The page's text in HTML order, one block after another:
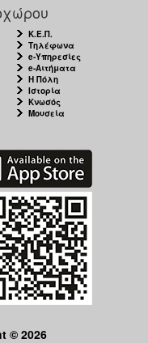
Κ.Ε.Π.
Τηλέφωνα
e-Υπηρεσίες
e-Αιτήματα
Η Πόλη
Ιστορία
Κνωσός
Μουσεία
© 2026